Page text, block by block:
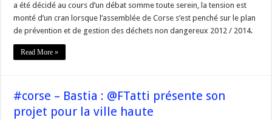
CTC
a été décidé au cours d’un débat somme toute serein, la tension est
monté d’un cran lorsque l’assemblée de Corse s’est penché sur le plan
de prévention et de gestion des déchets non dangereux 2012 / 2014.
Read More »
#corse – Bastia : @FTatti présente son
projet pour la ville haute